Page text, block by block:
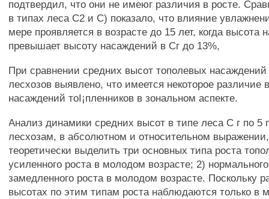
подтвердил, что они не имеюг различия в росте.
в типах леса С2 и С) показало, что влияние
мере проявляется в возрасте до 15 лет, когда высота
превышает высоту насаждений в Сг до 13%,
При сравнении средних высот тополевых
лесхозов выявлено, что имеется некоторое различие
насаждений тоI¡пленников в зональном аспекте.
Анализ динамики средних высот в типе леса С г по
лесхозам, в абсолютном и относительном
теоретически выделить три основных типа роста
усиленного роста в молодом возрасте; 2)
замедленного роста в молодом возрасте. Поскольку
высотах по этим типам роста наблюдаются только в